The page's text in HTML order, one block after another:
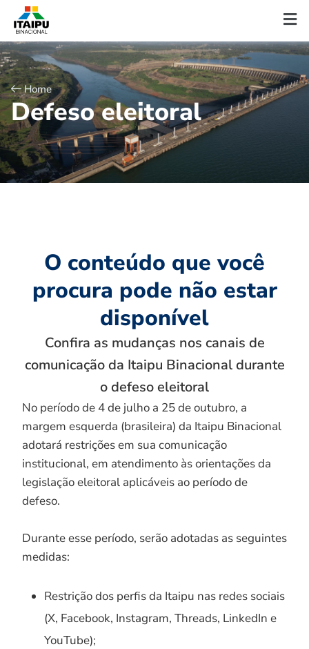
Home
Defeso eleitoral
O conteúdo que você
procura pode não estar
disponível
Confira as mudanças nos canais de
comunicação da Itaipu Binacional durante
o defeso eleitoral
No período de 4 de julho a 25 de outubro, a
margem esquerda (brasileira) da Itaipu Binacional
adotará restrições em sua comunicação
institucional, em atendimento às orientações da
legislação eleitoral aplicáveis ao período de
defeso.
Durante esse período, serão adotadas as seguintes
medidas:
Restrição dos perfis da Itaipu nas redes sociais
(X, Facebook, Instagram, Threads, LinkedIn e
YouTube);